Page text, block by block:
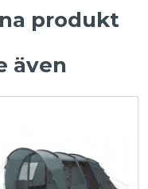
produkt
även